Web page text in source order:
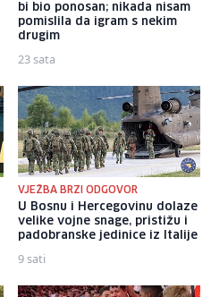
bi bio ponosan; nikada nisam
pomislila da igram s nekim
drugim
23 sata
VJEŽBA BRZI ODGOVOR
U Bosnu i Hercegovinu dolaze
velike vojne snage, pristižu i
padobranske jedinice iz Italije
9 sati